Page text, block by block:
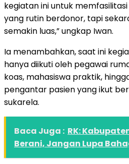
kegiatan ini untuk memfasilitasi
yang rutin berdonor, tapi
semakin luas,” ungkap Iwan.
Ia menambahkan, saat ini
hanya diikuti oleh pegawai
koas, mahasiswa praktik,
pengantar pasien yang ikut
sukarela.
Baca Juga : RK:
Berani, Jangan Lupa